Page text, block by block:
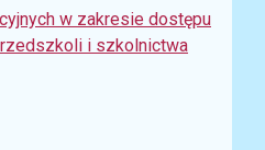
w zakresie dostępu
i szkolnictwa